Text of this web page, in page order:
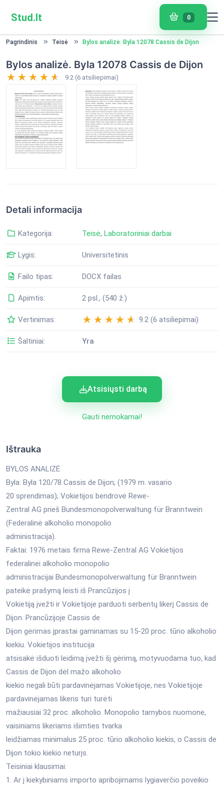
Stud.lt 0
Pagrindinis Teisė Bylos analizė. Byla 12078 Cassis de Dijon
Bylos analizė. Byla 12078 Cassis de Dijon
9.2 (6 atsiliepimai)
Detali informacija
Kategorija: Teisė, Laboratoriniai darbai
Lygis: Universitetinis
Failo tipas: DOCX failas
Apimtis: 2 psl., (540 ž.)
Vertinimas: 9.2 (6 atsiliepimai)
Šaltiniai: Yra
Atsisiųsti darbą
Gauti nemokamai!
Ištrauka
BYLOS ANALIZĖ
Byla: Byla 120/78 Cassis de Dijon; (1979 m. vasario
20 sprendimas); Vokietijos bendrovė Rewe-
Zentral AG prieš Bundesmonopolverwaltung für Branntwein
(Federalinė alkoholio monopolio
administracija).
Faktai: 1976 metais firma Rewe-Zentral AG Vokietijos
federalinei alkoholio monopolio
administracijai Bundesmonopolverwaltung für Branntwein
pateikė prašymą leisti iš Prancūzijos į
Vokietiją įvežti ir Vokietijoje parduoti serbentų likerį Cassis de
Dijon. Prancūzijoje Cassis de
Dijon gėrimas įprastai gaminamas su 15-20 proc. tūrio alkoholio
kiekiu. Vokietijos institucija
atsisakė išduoti leidimą įvežti šį gėrimą, motyvuodama tuo, kad
Cassis de Dijon dėl mažo alkoholio
kiekio negali būti pardavinėjamas Vokietijoje, nes Vokietijoje
pardavinėjamas likeris turi turėti
mažiausiai 32 proc. alkoholio. Monopolio tarnybos nuomone,
vaisiniams likeriams išimties tvarka
leidžiamas minimalus 25 proc. tūrio alkoholio kiekis, o Cassis de
Dijon tokio kiekio neturįs.
Teisiniai klausimai:
1. Ar į kiekybiniams importo apribojimams lygiaverčio poveikio